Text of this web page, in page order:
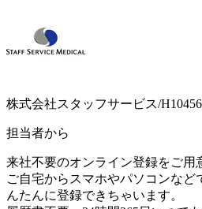
株式会社スタッフサービス/
担当者から
来社不要のオンライン登録をご用
ご自宅からスマホやパソコンな
んたんに登録できちゃいます。